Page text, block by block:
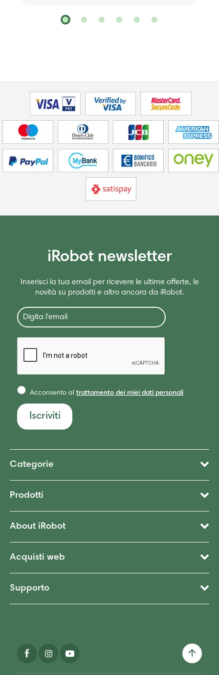
iRobot newsletter
Inserisci la tua email per ricevere le ultime offerte, le
novità su prodotti e altro ancora da iRobot.
Acconsento altrattamento dei miei dati personali
Iscriviti
Categorie
Prodotti
About iRobot
Acquisti web
Supporto